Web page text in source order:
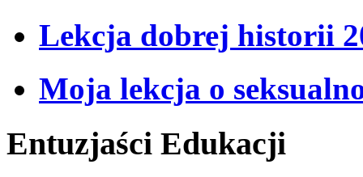
Lekcja dobrej historii
Moja lekcja o
Entuzjaści Edukacji